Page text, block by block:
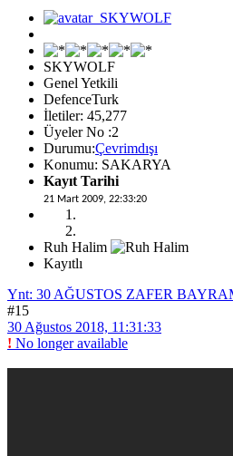
SKYWOLF
Genel Yetkili
DefenceTurk
İletiler: 45,277
Üyeler No :2
Durumu:Çevrimdışı
Konumu: SAKARYA
Kayıt Tarihi
21 Mart 2009, 22:33:20
Ruh Halim
Kayıtlı
Ynt: 30 AĞUSTOS ZAFER
#15
30 Ağustos 2018, 11:31:33
! No longer available